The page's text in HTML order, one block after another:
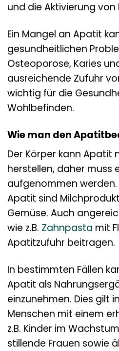
und die Aktivierung von
Ein Mangel an Apatit
gesundheitlichen
Osteoporose, Karies
ausreichende Zufuhr
wichtig für die
Wohlbefinden.
Wie man den
Der Körper kann Apatit
herstellen, daher muss
aufgenommen
Apatit sind
Gemüse. Auch
wie z.B. Zahnpasta mit
Apatitzufuhr beitragen.
In bestimmten Fällen
Apatit als
einzunehmen. Dies gilt
Menschen mit einem
z.B. Kinder im
stillende Frauen sowie